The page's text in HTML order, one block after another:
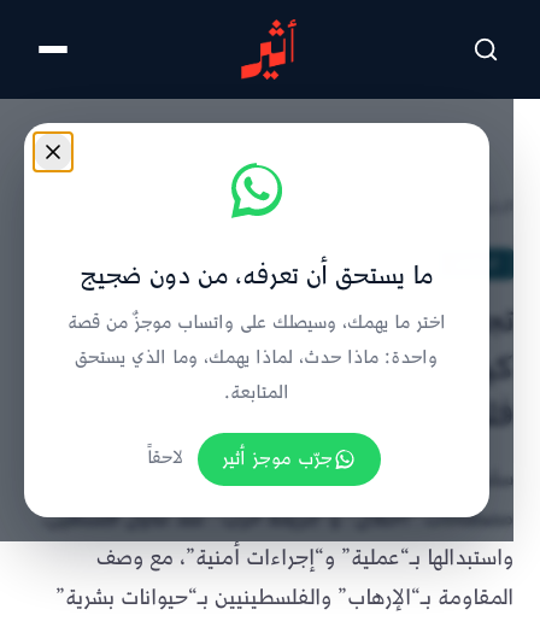
تخطى للمحتوى الرئيسي
تجريد الفلسطينيين من الإنسانية:
كيف صاغ الإعلام الغربي روايته عن
فلسطين؟
سلسلة تقارير الأناضول توثق تجنب الإعلام الغربي
مصطلحات “احتلال” و“جريمة حرب” عند تناول فلسطين،
واستبدالها بـ“عملية” و“إجراءات أمنية”، مع وصف
المقاومة بـ“الإرهاب” والفلسطينيين بـ“حيوانات بشرية”
ما يستحق أن تعرفه، من دون ضجيج
اختر ما يهمك، وسيصلك على واتساب موجزٌ من قصة
واحدة: ماذا حدث، لماذا يهمك، وما الذي يستحق
المتابعة.
جرّب موجز أثير
لاحقاً